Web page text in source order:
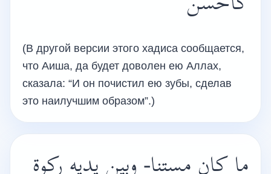
(В другой версии этого хадиса сообщается,
что Аиша, да будет доволен ею Аллах,
сказала: “И он почистил ею зубы, сделав
это наилучшим образом”.)